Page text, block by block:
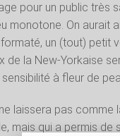
pour un public très
monotone. On
un (tout) petit
de la New-Yorkaise
à fleur de
laissera pas comme
mais qui a permis